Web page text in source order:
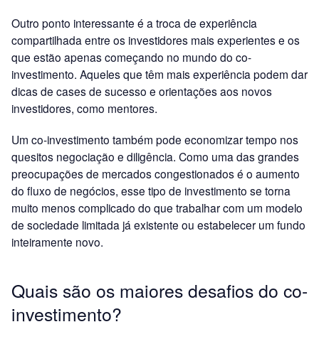
Outro ponto interessante é a troca de experiência
compartilhada entre os investidores mais experientes e os
que estão apenas começando no mundo do co-
investimento. Aqueles que têm mais experiência podem dar
dicas de cases de sucesso e orientações aos novos
investidores, como mentores.
Um co-investimento também pode economizar tempo nos
quesitos negociação e diligência. Como uma das grandes
preocupações de mercados congestionados é o aumento
do fluxo de negócios, esse tipo de investimento se torna
muito menos complicado do que trabalhar com um modelo
de sociedade limitada já existente ou estabelecer um fundo
inteiramente novo.
Quais são os maiores desafios do co-
investimento?